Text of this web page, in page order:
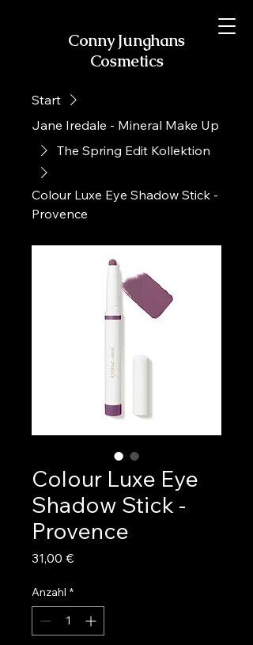
Conny Junghans
Cosmetics
Start
Jane Iredale - Mineral Make Up
The Spring Edit Kollektion
Colour Luxe Eye Shadow Stick -
Provence
Colour Luxe Eye
Shadow Stick -
Provence
31,00 €Preis
Anzahl *